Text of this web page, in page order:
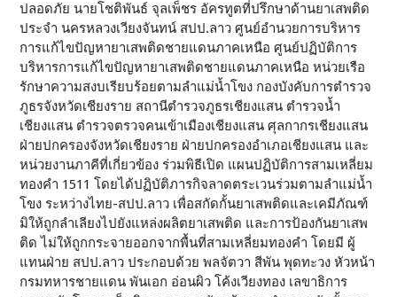
ปลอดภัย นายโชติพันธ์ จุลเพ็ชร อัครทูตที่ปรึกษาด้านยาเสพติด
ประจำ นครหลวงเวียงจันทน์ สปป.ลาว ศูนย์อำนวยการบริหาร
การแก้ไขปัญหายาเสพติดชายแดนภาคเหนือ ศูนย์ปฏิบัติการ
บริหารการแก้ไขปัญหายาเสพติดชายแดนภาคเหนือ หน่วยเรือ
รักษาความสงบเรียบร้อยตามลำแม่น้ำโขง กองบังคับการตำรวจ
ภูธรจังหวัดเชียงราย สถานีตำรวจภูธรเชียงแสน ตำรวจน้ำ
เชียงแสน ตำรวจตรวจคนเข้าเมืองเชียงแสน ศุลกากรเชียงแสน
ฝ่ายปกครองจังหวัดเชียงราย ฝ่ายปกครองอำเภอเชียงแสน และ
หน่วยงานภาคีที่เกี่ยวข้อง ร่วมพิธีเปิด แผนปฏิบัติการสามเหลี่ยม
ทองคำ 1511 โดยได้ปฏิบัติภารกิจลาดตระเวนร่วมตามลำแม่น้ำ
โขง ระหว่างไทย-สปป.ลาว เพื่อสกัดกั้นยาเสพติดและเคมีภัณฑ์
มิให้ถูกลำเลียงไปยังแหล่งผลิตยาเสพติด และการป้องกันยาเสพ
ติด ไม่ให้ถูกกระจายออกจากพื้นที่สามเหลี่ยมทองคำ โดยมี ผู้
แทนฝ่าย สปป.ลาว ประกอบด้วย พลจัตวา สีพัน พุดทะวง หัวหน้า
กรมทหารชายแดน พันเอก อ่อนผิว โค้งเวียงทอง เลขาธิการ